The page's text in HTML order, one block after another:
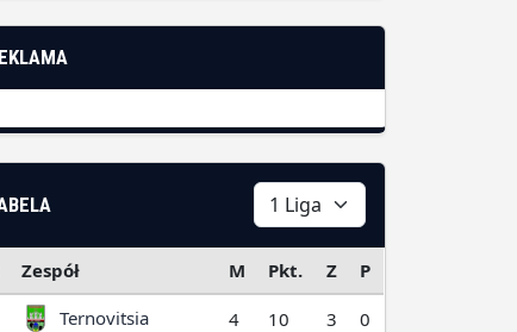
Zespół M Pkt. Z P
Ternovitsia 4 10 3 0